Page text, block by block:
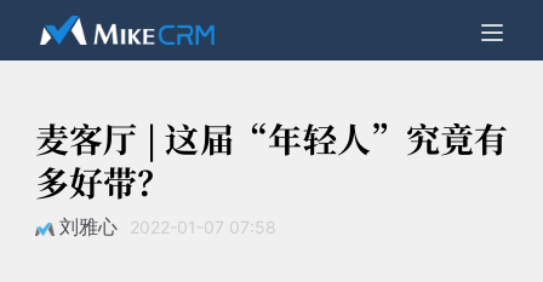
麦客厅 | 这届“年轻人”究竟有
多好带？
刘雅心 2022-01-07 07:58